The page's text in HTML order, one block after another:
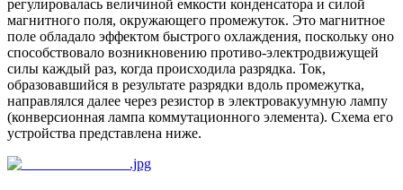
регулировалась величиной емкости конденсатора и силой
магнитного поля, окружающего промежуток. Это магнитное
поле обладало эффектом быстрого охлаждения, поскольку оно
способствовало возникновению противо-электродвижущей
силы каждый раз, когда происходила разрядка. Ток,
образовавшийся в результате разрядки вдоль промежутка,
направлялся далее через резистор в электровакуумную лампу
(конверсионная лампа коммутационного элемента). Схема его
устройства представлена ниже.